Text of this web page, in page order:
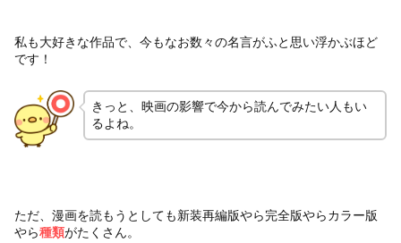
私も大好きな作品で、今もなお数々の名言がふと思い浮かぶほど
です！
きっと、映画の影響で今から読んでみたい人もい
るよね。
ただ、漫画を読もうとしても新装再編版やら完全版やらカラー版
やら種類がたくさん。